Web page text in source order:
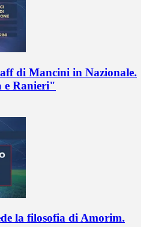
di Mancini in Nazionale.
e Ranieri"
la filosofia di Amorim.